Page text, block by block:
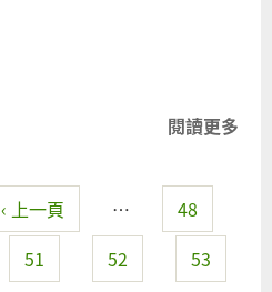
閱讀更多
‹ 上一頁 …
48
51 52 53